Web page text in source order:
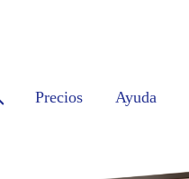
Precios Ayuda